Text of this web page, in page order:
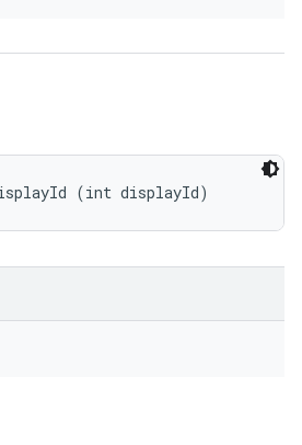
(int displayId)